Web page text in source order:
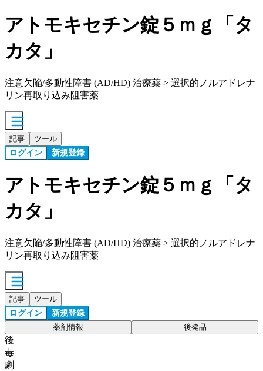
アトモキセチン錠５ｍｇ「タ
カタ」
注意欠陥/多動性障害 (AD/HD) 治療薬 > 選択的ノルアドレナ
リン再取り込み阻害薬
記事 ツール
ログイン 新規登録
アトモキセチン錠５ｍｇ「タ
カタ」
注意欠陥/多動性障害 (AD/HD) 治療薬 > 選択的ノルアドレナ
リン再取り込み阻害薬
記事 ツール
ログイン 新規登録
薬剤情報 後発品
後
毒
劇